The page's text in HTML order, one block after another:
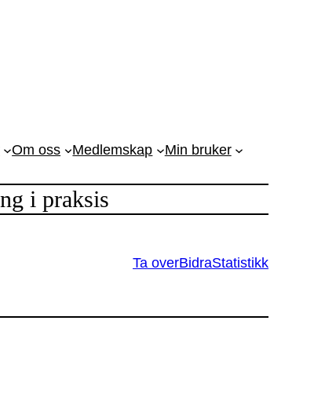
Om oss Medlemskap Min bruker
i praksis
Ta overBidraStatistikk